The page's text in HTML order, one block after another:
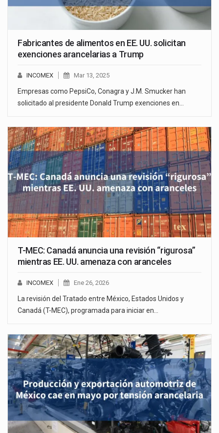
Fabricantes de alimentos en EE. UU. solicitan
exenciones arancelarias a Trump
INCOMEX Mar 13, 2025
Empresas como PepsiCo, Conagra y J.M. Smucker han
solicitado al presidente Donald Trump exenciones en…
T-MEC: Canadá anuncia una revisión “rigurosa”
mientras EE. UU. amenaza con aranceles
INCOMEX Ene 26, 2026
La revisión del Tratado entre México, Estados Unidos y
Canadá (T-MEC), programada para iniciar en…